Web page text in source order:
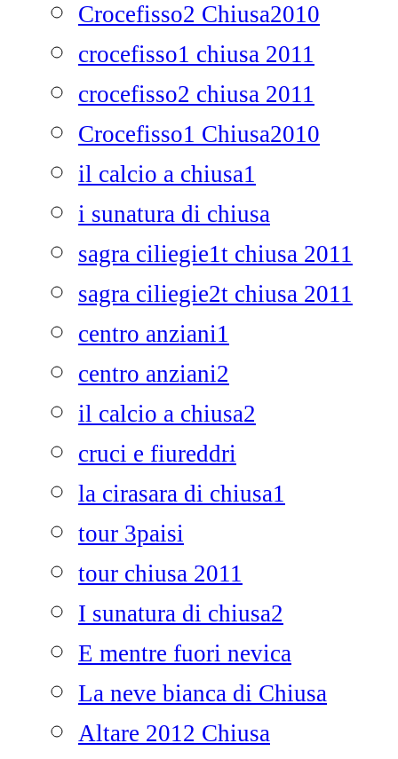
Crocefisso2 Chiusa2010
crocefisso1 chiusa 2011
crocefisso2 chiusa 2011
Crocefisso1 Chiusa2010
il calcio a chiusa1
i sunatura di chiusa
sagra ciliegie1t chiusa 2011
sagra ciliegie2t chiusa 2011
centro anziani1
centro anziani2
il calcio a chiusa2
cruci e fiureddri
la cirasara di chiusa1
tour 3paisi
tour chiusa 2011
I sunatura di chiusa2
E mentre fuori nevica
La neve bianca di Chiusa
Altare 2012 Chiusa